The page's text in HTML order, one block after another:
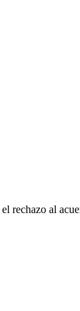
rechazo al